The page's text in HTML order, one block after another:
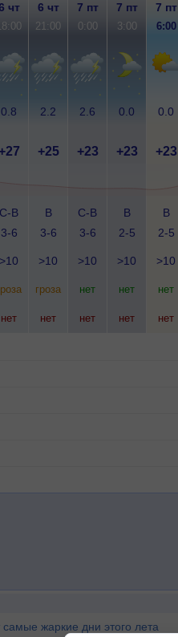
чт 6 чт 7 пт 7 пт 7 пт
21:00 0:00 3:00 6:00
0.8 2.2 2.6 0.0 0.0
+27 +25 +23 +23 +23
С-В
3-6
В
3-6
С-В
3-6
В
2-5
В
2-5
>10 >10 >10 >10 >10
гроза нет нет нет
нет нет нет нет нет
жаркие дни этого лета